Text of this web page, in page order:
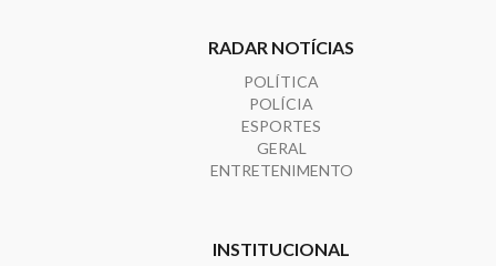
RADAR NOTÍCIAS
POLÍTICA
POLÍCIA
ESPORTES
GERAL
ENTRETENIMENTO
INSTITUCIONAL